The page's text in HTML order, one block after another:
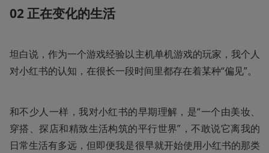
02 正在变化的生活
坦白说，作为一个游戏经验以主机单机游戏的玩家，我个人
对小红书的认知，在很长一段时间里都存在着某种“偏见”。
和不少人一样，我对小红书的早期理解，是“一个由美妆、
穿搭、探店和精致生活构筑的平行世界”，不敢说它离我的
日常生活有多远，但即便我是很早就开始使用小红书的那类